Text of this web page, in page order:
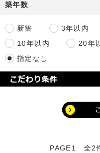
築年数
新築 3年以内
10年以内
20年
指定なし
PAGE1 全2